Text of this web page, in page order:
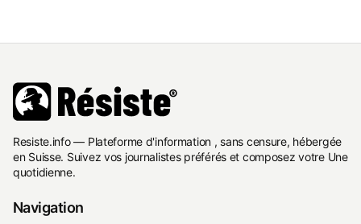
Resiste.info — Plateforme d'information , sans censure, hébergée
en Suisse. Suivez vos journalistes préférés et composez votre Une
quotidienne.
Navigation